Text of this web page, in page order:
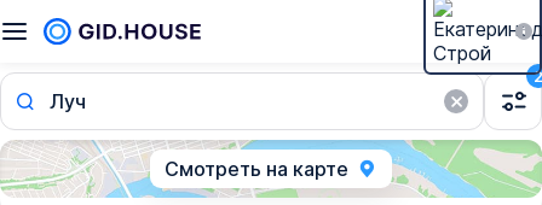
Луч
2
Смотреть на карте